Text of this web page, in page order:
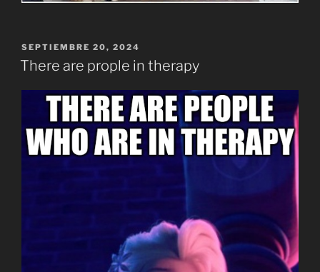
PUBLICADO
EL
SEPTIEMBRE 20, 2024
There are prople in therapy